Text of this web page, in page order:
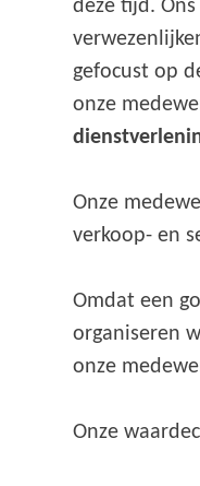
deze tijd.
gefocust op
onze
Onze
verkoop- en
Omdat een
organiseren
onze
Onze